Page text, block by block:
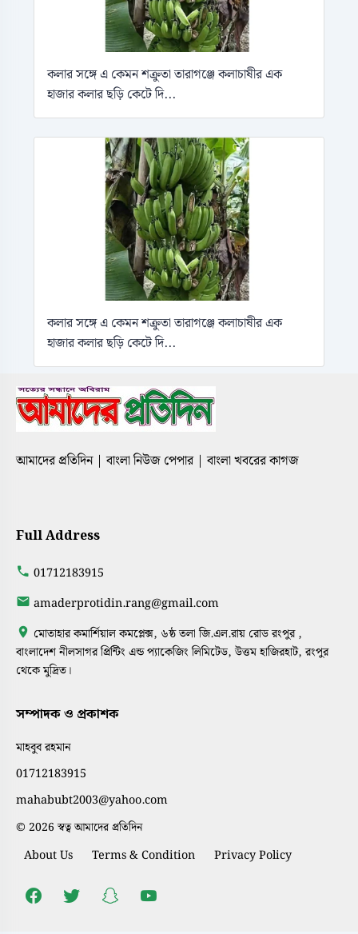
কলার সঙ্গে এ কেমন শক্রুতা তারাগঞ্জে কলাচাষীর এক
হাজার কলার ছড়ি কেটে দি...
কলার সঙ্গে এ কেমন শক্রুতা তারাগঞ্জে কলাচাষীর এক
হাজার কলার ছড়ি কেটে দি...
আমাদের প্রতিদিন | বাংলা নিউজ পেপার | বাংলা খবরের কাগজ
Full Address
01712183915
amaderprotidin.rang@gmail.com
মোতাহার কমার্শিয়াল কমপ্লেক্স, ৬ষ্ঠ তলা জি.এল.রায় রোড রংপুর ,
বাংলাদেশ নীলসাগর প্রিন্টিং এন্ড প্যাকেজিং লিমিটেড, উত্তম হাজিরহাট, রংপুর
থেকে মুদ্রিত।
সম্পাদক ও প্রকাশক
মাহবুব রহমান
01712183915
mahabubt2003@yahoo.com
© 2026 স্বত্ব আমাদের প্রতিদিন
About Us Terms & Condition Privacy Policy